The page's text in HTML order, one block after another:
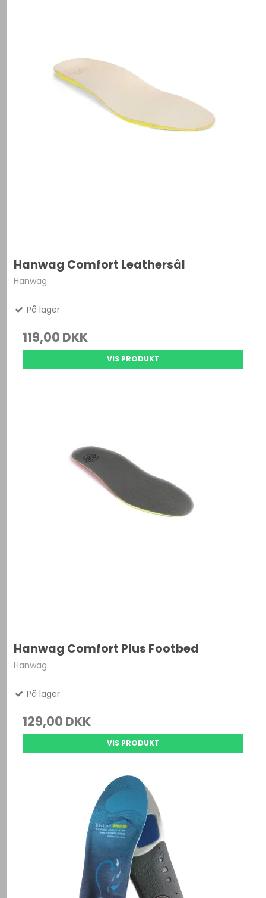
Hanwag Comfort Leathersål
Hanwag
På lager
119,00 DKK
VIS PRODUKT
Hanwag Comfort Plus Footbed
Hanwag
På lager
129,00 DKK
VIS PRODUKT